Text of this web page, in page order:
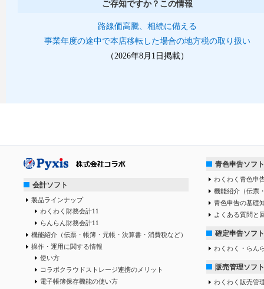
ご存知ですか？この情報
路線価高騰、相続に備える
事業年度の途中で本店移転した場合の地方税の取り扱い
（2026年8月1日掲載）
会計ソフト
製品ラインナップ
わくわく財務会計11
らんらん財務会計11
機能紹介（伝票・帳簿・元帳・決算書・消費税など）
操作・運用に関する情報
使い方
コラボクラウドストレージ連携のメリット
電子帳簿保存機能の使い方
青色申告ソフト
わくわく青色申
機能紹介（伝票
青色申告の基礎
よくある質問と
確定申告ソフト
わくわく・らん
販売管理ソフト
わくわく販売管